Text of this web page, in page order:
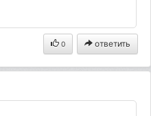
0 ответить